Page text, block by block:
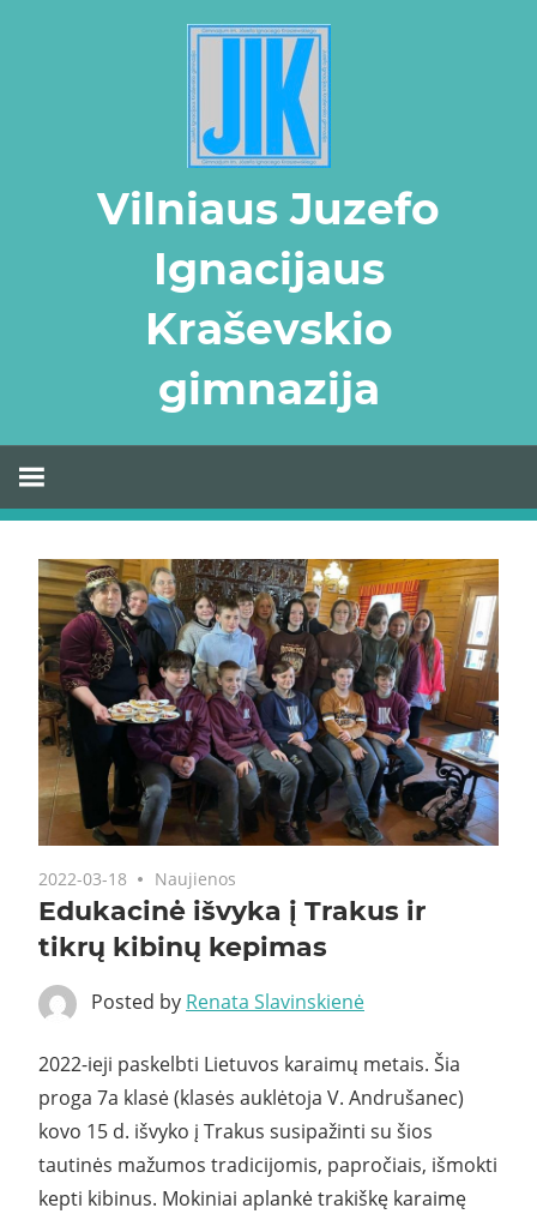
Vilniaus Juzefo
Ignacijaus
Kraševskio
gimnazija
2022-03-18 Naujienos
Edukacinė išvyka į Trakus ir
tikrų kibinų kepimas
Posted by Renata Slavinskienė
2022-ieji paskelbti Lietuvos karaimų metais. Šia
proga 7a klasė (klasės auklėtoja V. Andrušanec)
kovo 15 d. išvyko į Trakus susipažinti su šios
tautinės mažumos tradicijomis, papročiais, išmokti
kepti kibinus. Mokiniai aplankė trakiškę karaimę